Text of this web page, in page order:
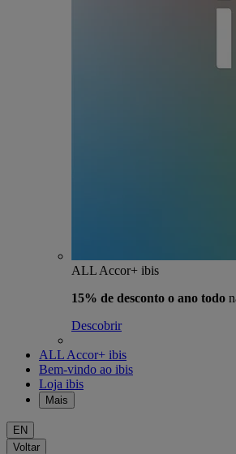
ALL Accor+ ibis
15% de desconto o ano todo
Descobrir
ALL Accor+ ibis
Bem-vindo ao ibis
Loja ibis
Mais
EN
Voltar